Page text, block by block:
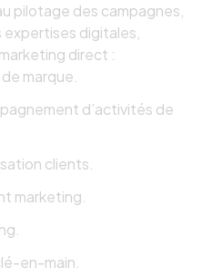
pilotage des campagnes,
expertises digitales,
direct :
marque.
d’activités de
clients.
marketing.
en-main.